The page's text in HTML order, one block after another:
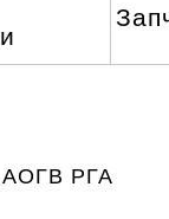
АОГВ РГА